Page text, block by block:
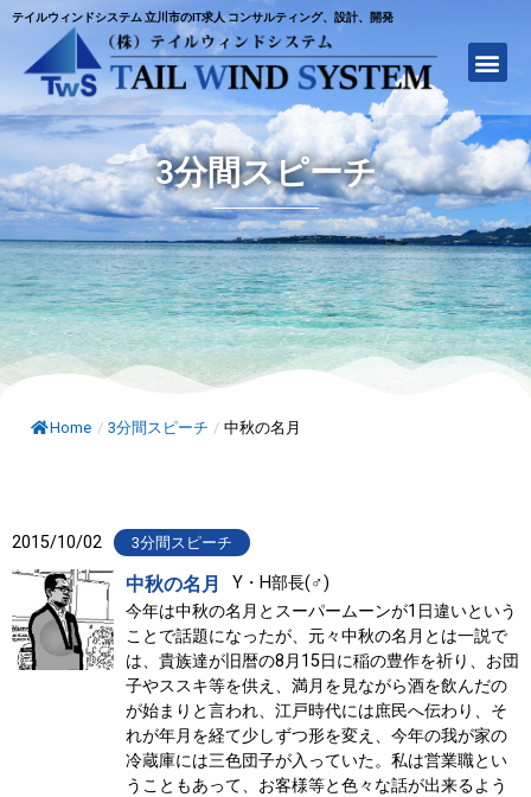
テイルウィンドシステム 立川市のIT求人 コンサルティング、設計、開発
3分間スピーチ
Home / 3分間スピーチ / 中秋の名月
2015/10/02 3分間スピーチ
中秋の名月
Y・H部長(♂)
今年は中秋の名月とスーパームーンが1日違いという
ことで話題になったが、元々中秋の名月とは一説で
は、貴族達が旧暦の8月15日に稲の豊作を祈り、お団
子やススキ等を供え、満月を見ながら酒を飲んだの
が始まりと言われ、江戸時代には庶民へ伝わり、そ
れが年月を経て少しずつ形を変え、今年の我が家の
冷蔵庫には三色団子が入っていた。私は営業職とい
うこともあって、お客様等と色々な話が出来るよう